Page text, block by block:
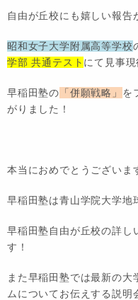
自由が丘校にも嬉しい報告
昭和女子大学附属高等学校
学部 共通テスト にて見事現
早稲田塾の 「併願戦略」 を
がりました！
本当におめでとうございま
早稲田塾は青山学院大学地
早稲田塾自由が丘校の詳し
す！
また早稲田塾では最新の大
ムについてお伝えする説